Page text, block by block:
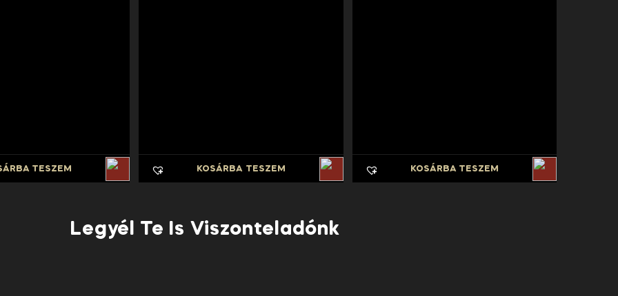
TESZEM KOSÁRBA TESZEM KOSÁRBA TESZEM
Legyél Te Is Viszonteladónk